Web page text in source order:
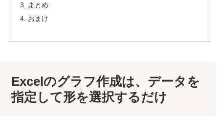
まとめ
おまけ
Excelのグラフ作成は、データを
指定して形を選択するだけ